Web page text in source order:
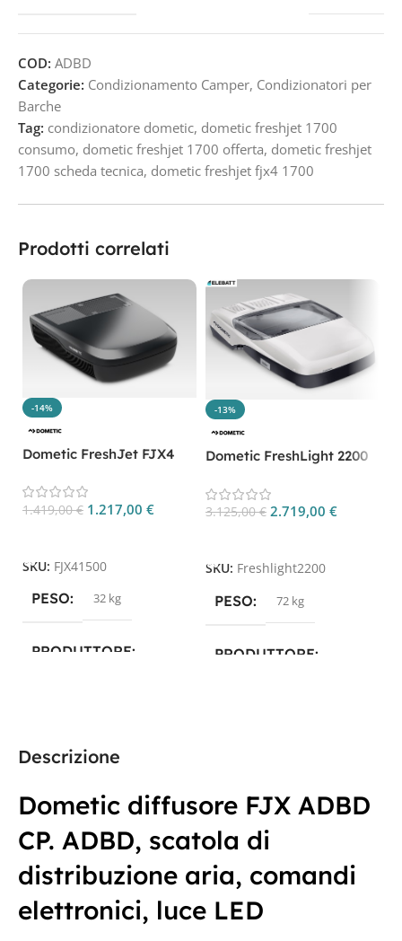
Descrizione
Dometic diffusore FJX ADBD
CP. ADBD, scatola di
distribuzione aria, comandi
elettronici, luce LED
COD: ADBD
Categorie: Condizionamento Camper, Condizionatori per
Barche
Tag: condizionatore dometic, dometic freshjet 1700
consumo, dometic freshjet 1700 offerta, dometic freshjet
1700 scheda tecnica, dometic freshjet fjx4 1700
Prodotti correlati
-14%
Dometic FreshJet FJX4
1.419,00€ 1.217,00 €
SKU: FJX41500
PESO 32 kg
PRODUTTORE
-13%
Dometic FreshLight 2200
3.125,00€ 2.719,00 €
SKU: Freshlight2200
PESO 72 kg
PRODUTTORE